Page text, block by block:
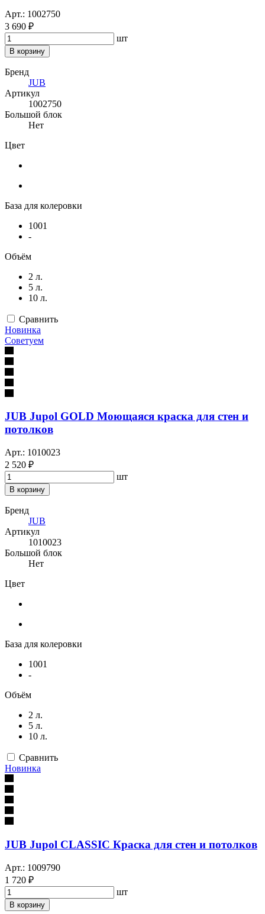
Арт.: 1002750
3 690 ₽
шт
В корзину
Бренд
JUB
Артикул
1002750
Большой блок
Нет
Цвет
База для колеровки
1001
-
Объём
2 л.
5 л.
10 л.
Сравнить
Новинка
Советуем
JUB Jupol GOLD Моющаяся краска для стен и
потолков
Арт.: 1010023
2 520 ₽
шт
В корзину
Бренд
JUB
Артикул
1010023
Большой блок
Нет
Цвет
База для колеровки
1001
-
Объём
2 л.
5 л.
10 л.
Сравнить
Новинка
JUB Jupol CLASSIC Краска для стен и потолков
Арт.: 1009790
1 720 ₽
шт
В корзину